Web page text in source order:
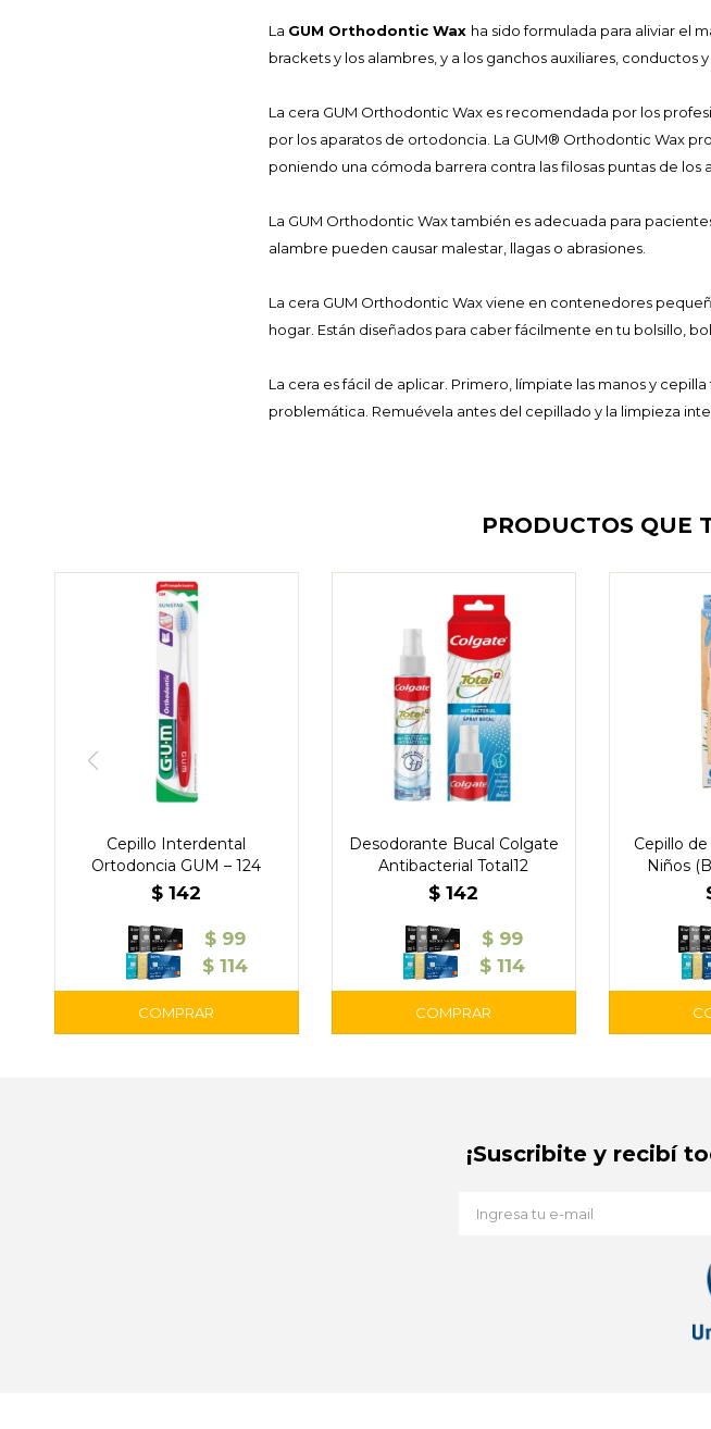
La GUM Orthodontic Wax ha sido formulada para aliviar el
brackets y los alambres, y a los ganchos auxiliares, conductos y
La cera GUM Orthodontic Wax es recomendada por los
por los aparatos de ortodoncia. La GUM® Orthodontic Wax
poniendo una cómoda barrera contra las filosas puntas de los
La GUM Orthodontic Wax también es adecuada para
alambre pueden causar malestar, llagas o abrasiones.
La cera GUM Orthodontic Wax viene en contenedores
hogar. Están diseñados para caber fácilmente en tu bolsillo,
La cera es fácil de aplicar. Primero, límpiate las manos y
problemática. Remuévela antes del cepillado y la limpieza
PRODUCTOS QUE
Cepillo Interdental
Ortodoncia GUM – 124
$ 142
$ 99
$ 114
Desodorante Bucal Colgate
Antibacterial Total12
$ 142
$ 99
$ 114
Cepillo
Niños
¡Suscribite y recibí